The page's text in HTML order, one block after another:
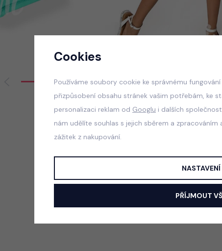
Cookies
Používáme soubory cookie ke správnému
přizpůsobení obsahu stránek vašim potřebám, ke
personalizaci reklam od Googlu i dalších
nám udělíte souhlas s jejich sběrem a
zážitek z nakupování.
NASTAVENÍ
PŘÍJMOUT